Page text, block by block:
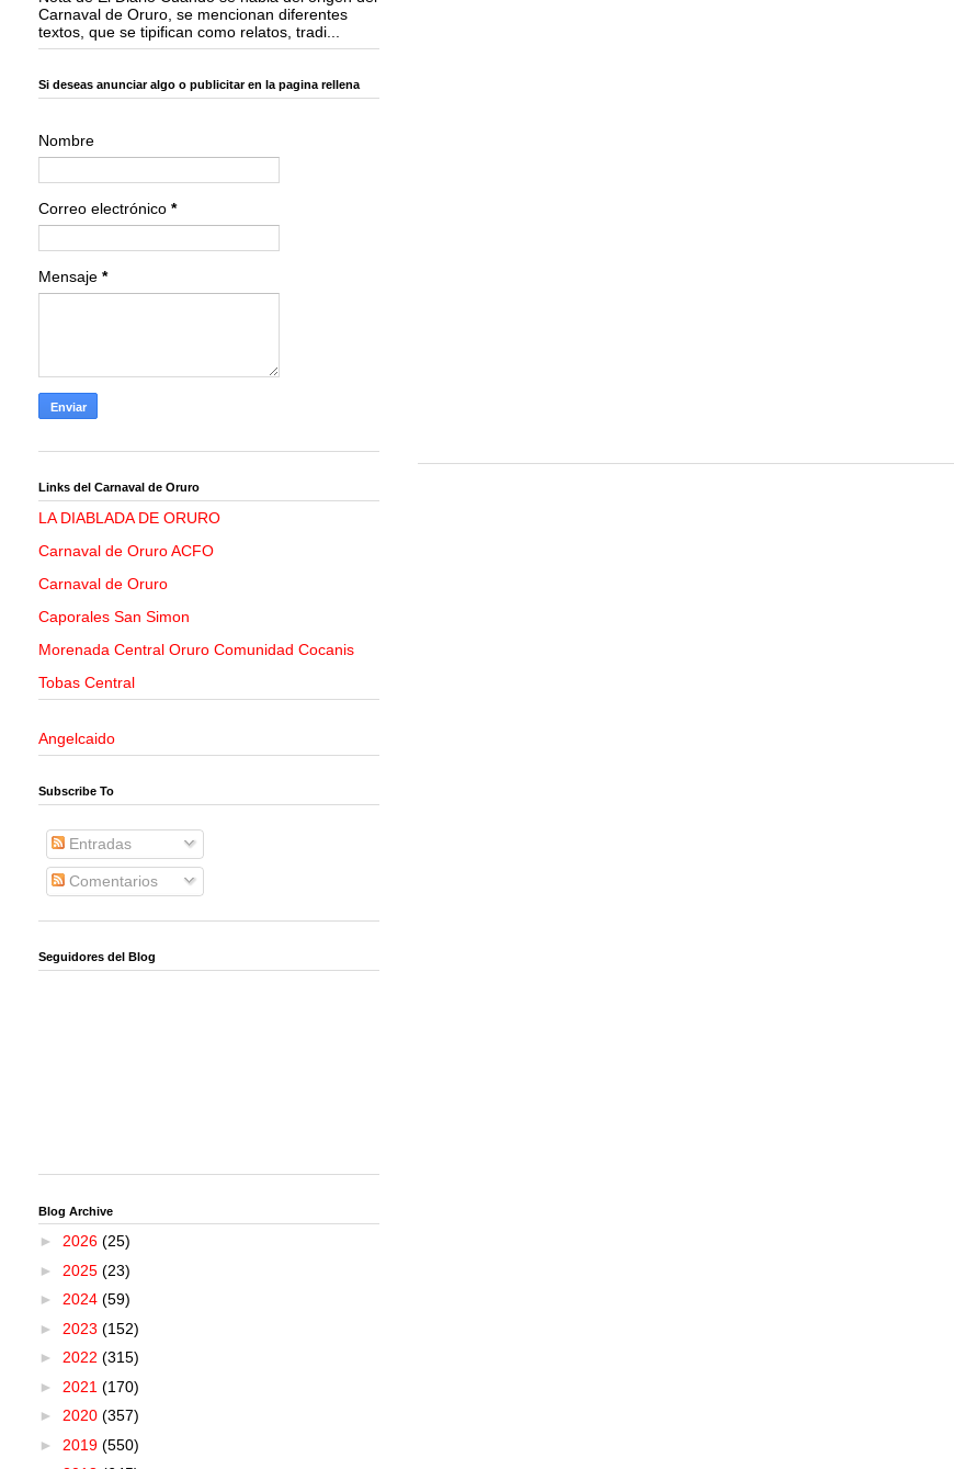
Carnaval de Oruro, se mencionan diferentes
textos, que se tipifican como relatos, tradi...
Si deseas anunciar algo o publicitar en la pagina rellena
Nombre
Correo electrónico *
Mensaje *
Links del Carnaval de Oruro
LA DIABLADA DE ORURO
Carnaval de Oruro ACFO
Carnaval de Oruro
Caporales San Simon
Morenada Central Oruro Comunidad Cocanis
Tobas Central
Angelcaido
Subscribe To
Entradas
Comentarios
Seguidores del Blog
Blog Archive
► 2026 (25)
► 2025 (23)
► 2024 (59)
► 2023 (152)
► 2022 (315)
► 2021 (170)
► 2020 (357)
► 2019 (550)